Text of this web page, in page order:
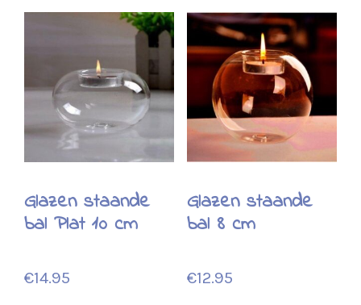
Glazen staande
bal Plat 10 cm
€14.95
Glazen staande
bal 8 cm
€12.95